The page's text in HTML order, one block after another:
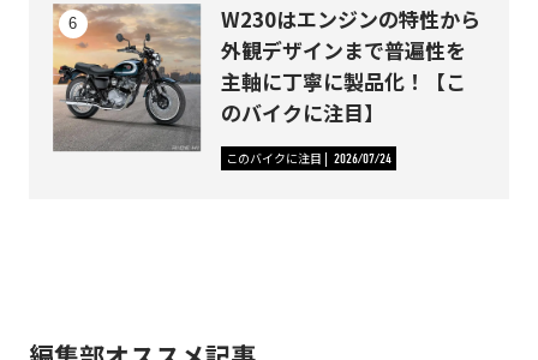
W230はエンジンの特性から
外観デザインまで普遍性を
主軸に丁寧に製品化！【こ
のバイクに注目】
このバイクに注目 2026/07/24